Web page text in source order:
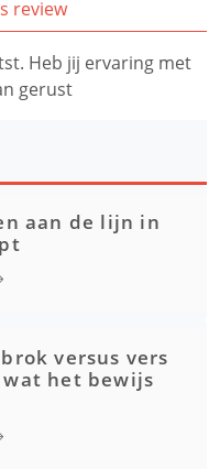
review
Heb jij ervaring met
gerust
aan de lijn in
versus vers
het bewijs